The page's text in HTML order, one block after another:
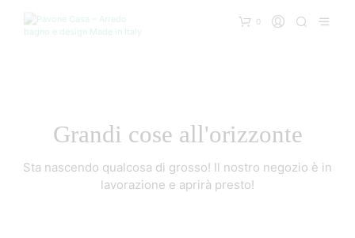
0
Grandi cose all'orizzonte
Sta nascendo qualcosa di grosso! Il nostro negozio è in
lavorazione e aprirà presto!